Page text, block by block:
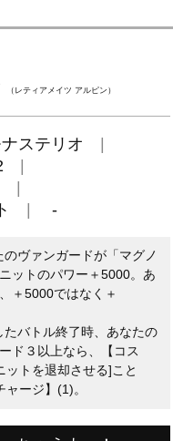
（レティアメイツ アルピン）
ステリオ
-
ヴァンガードが「マグノ
ットのパワー＋5000。あ
＋5000ではなく＋
たバトル終了時、あなたの
ド３以上なら、【コス
ットを退却させる]こと
ージ】(1)。